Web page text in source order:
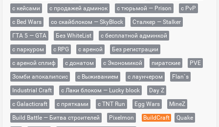
с кейсами
с продажей админок с тюрьмой — Prison
с PvP
с Bed Wars
со скайблоком — SkyBlock
Сталкер — Stalker
ГТА 5 — GTA
Без WhiteList
с бесплатной админкой
с паркуром
с RPG с ареной
Без регистрации
с ареной сплиф
с донатом с Экономикой пиратские
PVE
Зомби апокалипсис
с Выживанием с лаунчером
Flan`s
Industrial Craft
с Лаки блоком — Lucky block
Day Z
с Galacticraft
с прятками с TNT Run Egg Wars
MineZ
Build Battle — Битва строителей
Pixelmon BuildCraft
Quake